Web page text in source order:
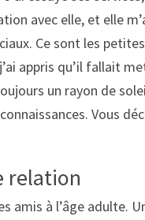
avec elle, et elle
Ce sont les
appris qu’il fallait
un rayon de
Vous
relation
amis à l’âge adulte.